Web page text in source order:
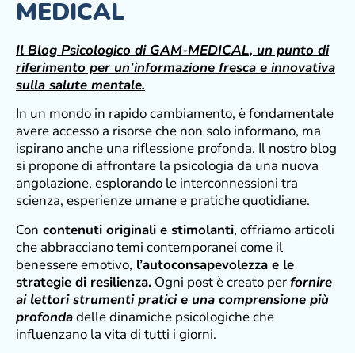
MEDICAL
Il Blog Psicologico di GAM-MEDICAL, un punto di
riferimento per un’informazione fresca e innovativa
sulla salute mentale.
In un mondo in rapido cambiamento, è fondamentale
avere accesso a risorse che non solo informano, ma
ispirano anche una riflessione profonda. Il nostro blog
si propone di affrontare la psicologia da una nuova
angolazione, esplorando le interconnessioni tra
scienza, esperienze umane e pratiche quotidiane.
Con contenuti originali e stimolanti, offriamo articoli
che abbracciano temi contemporanei come il
benessere emotivo, l’autoconsapevolezza e le
strategie di resilienza. Ogni post è creato perfornire
ai lettori strumenti pratici e una comprensione più
profondadelle dinamiche psicologiche che
influenzano la vita di tutti i giorni.